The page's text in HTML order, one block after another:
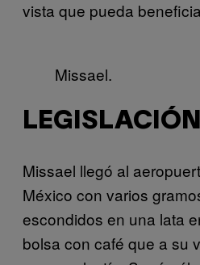
vista que pueda
Missael.
Missael llegó al
México con varios
escondidos en una lata
bolsa con café que a su